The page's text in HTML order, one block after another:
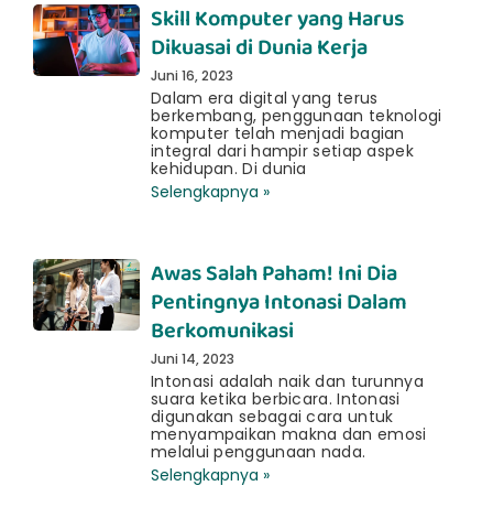
Skill Komputer yang Harus
Dikuasai di Dunia Kerja
Juni 16, 2023
Dalam era digital yang terus
berkembang, penggunaan teknologi
komputer telah menjadi bagian
integral dari hampir setiap aspek
kehidupan. Di dunia
Selengkapnya »
Awas Salah Paham! Ini Dia
Pentingnya Intonasi Dalam
Berkomunikasi
Juni 14, 2023
Intonasi adalah naik dan turunnya
suara ketika berbicara. Intonasi
digunakan sebagai cara untuk
menyampaikan makna dan emosi
melalui penggunaan nada.
Selengkapnya »